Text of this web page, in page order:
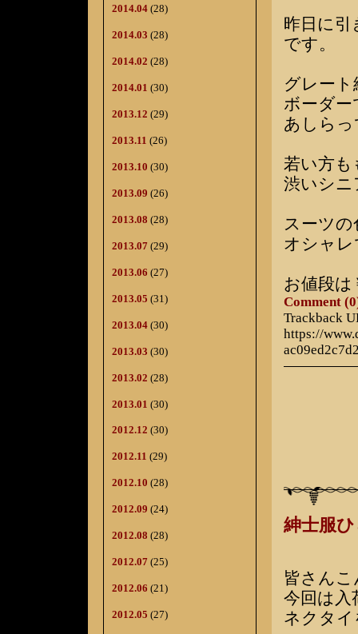
2014.04 (28)
2014.03 (28)
2014.02 (28)
2014.01 (30)
2013.12 (29)
2013.11 (26)
2013.10 (30)
2013.09 (26)
2013.08 (28)
2013.07 (29)
2013.06 (27)
2013.05 (31)
2013.04 (30)
2013.03 (30)
2013.02 (28)
2013.01 (30)
2012.12 (30)
2012.11 (29)
2012.10 (28)
2012.09 (24)
2012.08 (28)
2012.07 (25)
2012.06 (21)
2012.05 (27)
昨日に
です。
グレー
ボーダー
あしら
若い方
渋いシ
スーツ
オシャ
お値段は
Comment
Trackback
https://
紳士服
皆さん
今回は入
ネクタ